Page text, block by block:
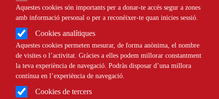
Aquestes cookies són importants per a donar-te accés segur a zones
amb informació personal o per a reconèixer-te quan inicies sessió.
Cookies analítiques
Aquestes cookies permeten mesurar, de forma anònima, el nombre
de visites o l’activitat. Gràcies a elles podem millorar constantment
la teva experiència de navegació. Podràs disposar d’una millora
contínua en l’experiència de navegació.
Cookies de tercers
Com millorar la coordinació entre
entitats?
RECURSOS TECNOLÒGIC